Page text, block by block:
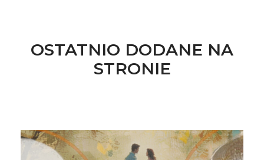
OSTATNIO DODANE NA
STRONIE